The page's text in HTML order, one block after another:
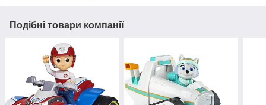
Подібні товари компанії